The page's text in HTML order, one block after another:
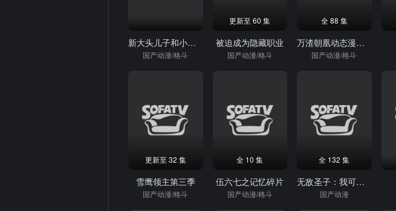
新大头儿子和小头爸爸之秘密计划
国产动漫/格斗
更新至 60 集
被迫成为隐藏职业
国产动漫/格斗
全 88 集
万渣朝凰动态漫画第4季
国产动漫/格斗
更新至 32 集
雪鹰领主第三季
国产动漫/格斗
全 10 集
伍六七之记忆碎片
国产动漫/格斗
全 132 集
无敌圣子：我可以无限顿悟动态漫画
国产动漫